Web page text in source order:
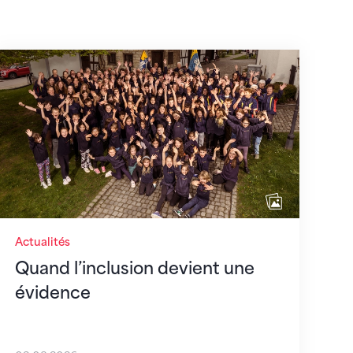
2026
Actualités
Quand l’inclusion devient une
évidence
l’inclusion devient une évidence